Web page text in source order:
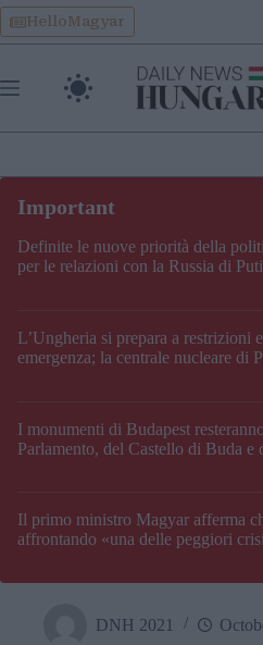
Skip
to
content
HelloMagyar
Definite le nuove priorità della
per le relazioni con la Russia di
L’Ungheria si prepara a restrizioni
emergenza; la centrale nucleare di
I monumenti di Budapest
Parlamento, del Castello di Buda e
Il primo ministro Magyar afferma
affrontando «una delle peggiori
DNH 2021